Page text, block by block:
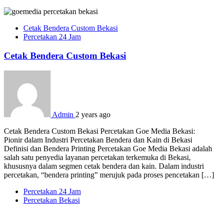
Cetak Bendera Custom Bekasi
Percetakan 24 Jam
Cetak Bendera Custom Bekasi
Admin 2 years ago
Cetak Bendera Custom Bekasi Percetakan Goe Media Bekasi:
Pionir dalam Industri Percetakan Bendera dan Kain di Bekasi
Definisi dan Bendera Printing Percetakan Goe Media Bekasi adalah
salah satu penyedia layanan percetakan terkemuka di Bekasi,
khususnya dalam segmen cetak bendera dan kain. Dalam industri
percetakan, “bendera printing” merujuk pada proses pencetakan […]
Percetakan 24 Jam
Percetakan Bekasi